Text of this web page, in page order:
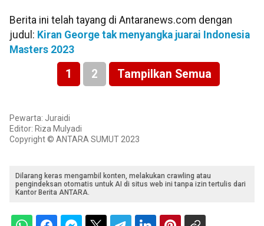
Berita ini telah tayang di Antaranews.com dengan
judul: Kiran George tak menyangka juarai Indonesia
Masters 2023
1 2 Tampilkan Semua
Pewarta: Juraidi
Editor: Riza Mulyadi
Copyright © ANTARA SUMUT 2023
Dilarang keras mengambil konten, melakukan crawling atau
pengindeksan otomatis untuk AI di situs web ini tanpa izin tertulis dari
Kantor Berita ANTARA.